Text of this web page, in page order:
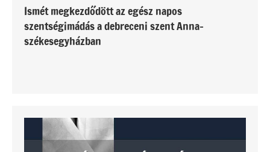
Ismét megkezdődött az egész napos
szentségimádás a debreceni szent Anna-
székesegyházban